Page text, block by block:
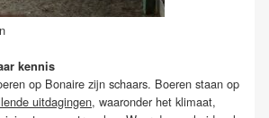
kennis
op Bonaire zijn schaars. Boeren staan op
uitdagingen, waaronder het klimaat,